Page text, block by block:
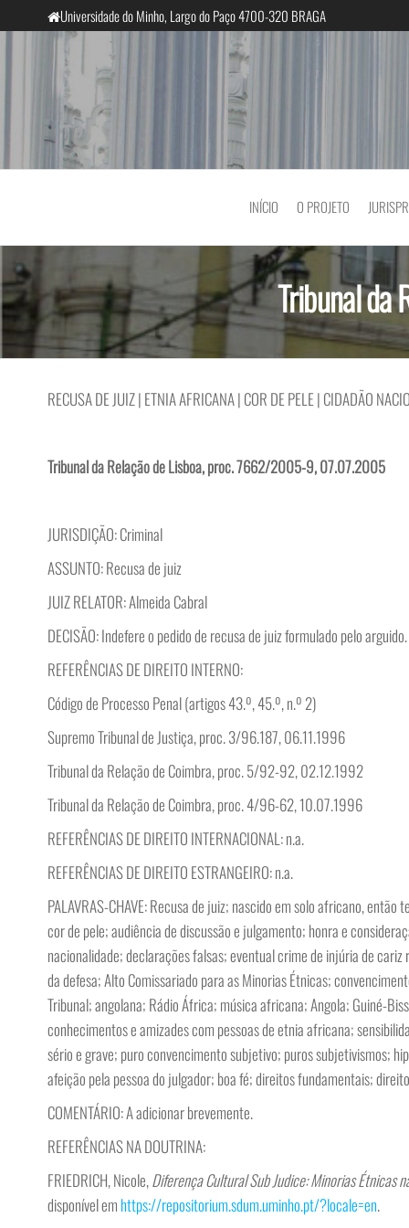
para
Universidade do Minho, Largo do Paço 4700-320 BRAGA
InclusiveCourts
INÍCIO O PROJETO
Tribunal
RECUSA DE JUIZ | ETNIA AFRICANA | COR DE PELE | CIDADÃO
Tribunal da Relação de Lisboa, proc. 7662/2005-9, 07.07.2005
JURISDIÇÃO: Criminal
ASSUNTO: Recusa de juiz
JUIZ RELATOR: Almeida Cabral
DECISÃO: Indefere o pedido de recusa de juiz formulado pelo arguido.
REFERÊNCIAS DE DIREITO INTERNO:
Código de Processo Penal (artigos 43.º, 45.º, n.º 2)
Supremo Tribunal de Justiça, proc. 3/96.187, 06.11.1996
Tribunal da Relação de Coimbra, proc. 5/92-92, 02.12.1992
Tribunal da Relação de Coimbra, proc. 4/96-62, 10.07.1996
REFERÊNCIAS DE DIREITO INTERNACIONAL: n.a.
REFERÊNCIAS DE DIREITO ESTRANGEIRO: n.a.
PALAVRAS-CHAVE: Recusa de juiz; nascido em solo africano,
cor de pele; audiência de discussão e julgamento; honra e
nacionalidade; declarações falsas; eventual crime de injúria de
da defesa; Alto Comissariado para as Minorias Étnicas;
Tribunal; angolana; Rádio África; música africana; Angola; Guiné-
conhecimentos e amizades com pessoas de etnia africana;
sério e grave; puro convencimento subjetivo; puros subjetivismos;
afeição pela pessoa do julgador; boa fé; direitos fundamentais;
COMENTÁRIO: A adicionar brevemente.
REFERÊNCIAS NA DOUTRINA:
FRIEDRICH, Nicole,Diferença Cultural Sub Judice: Minorias Étnicas
disponível em https://repositorium.sdum.uminho.pt/?locale=en.